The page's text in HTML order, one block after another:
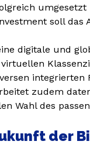
soll
digitale und
zudem
Wahl des
der